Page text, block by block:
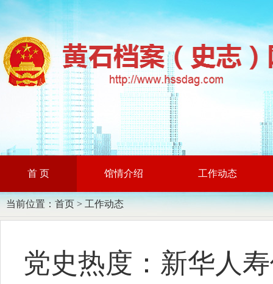
首 页 馆情介绍 工作动态
当前位置： 首页 > 工作动态
党史热度：新华人